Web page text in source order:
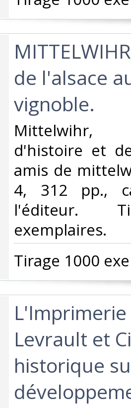
de l'alsace
vignoble. ‎
‎Mittelwihr,
d'histoire et
amis de
4, 312 pp.,
l'éditeur.
exemplaires.‎
‎Tirage 1000
Levrault et
historique